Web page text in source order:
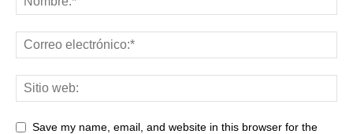
Save my name, email, and website in this browser for the